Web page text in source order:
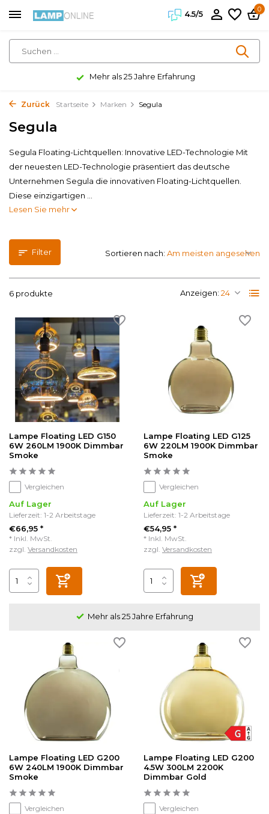
4.5/5
0
Mehr als 25 Jahre Erfahrung
Zurück Startseite Marken Segula
Segula
Segula Floating-Lichtquellen: Innovative LED-Technologie Mit
der neuesten LED-Technologie präsentiert das deutsche
Unternehmen Segula die innovativen Floating-Lichtquellen.
Diese einzigartigen ...
Lesen Sie mehr
Filter
6 produkte Anzeigen:
Sortieren nach:
Lampe Floating LED G150
6W 260LM 1900K Dimmbar
Smoke
Vergleichen
Auf Lager
Lieferzeit: 1-2 Arbeitstage
€66,95 *
* Inkl. MwSt.
zzgl. Versandkosten
Lampe Floating LED G125
6W 220LM 1900K Dimmbar
Smoke
Vergleichen
Auf Lager
Lieferzeit: 1-2 Arbeitstage
€54,95 *
* Inkl. MwSt.
zzgl. Versandkosten
Mehr als 25 Jahre Erfahrung
Lampe Floating LED G200
6W 240LM 1900K Dimmbar
Smoke
Vergleichen
Lampe Floating LED G200
4.5W 300LM 2200K
Dimmbar Gold
Vergleichen